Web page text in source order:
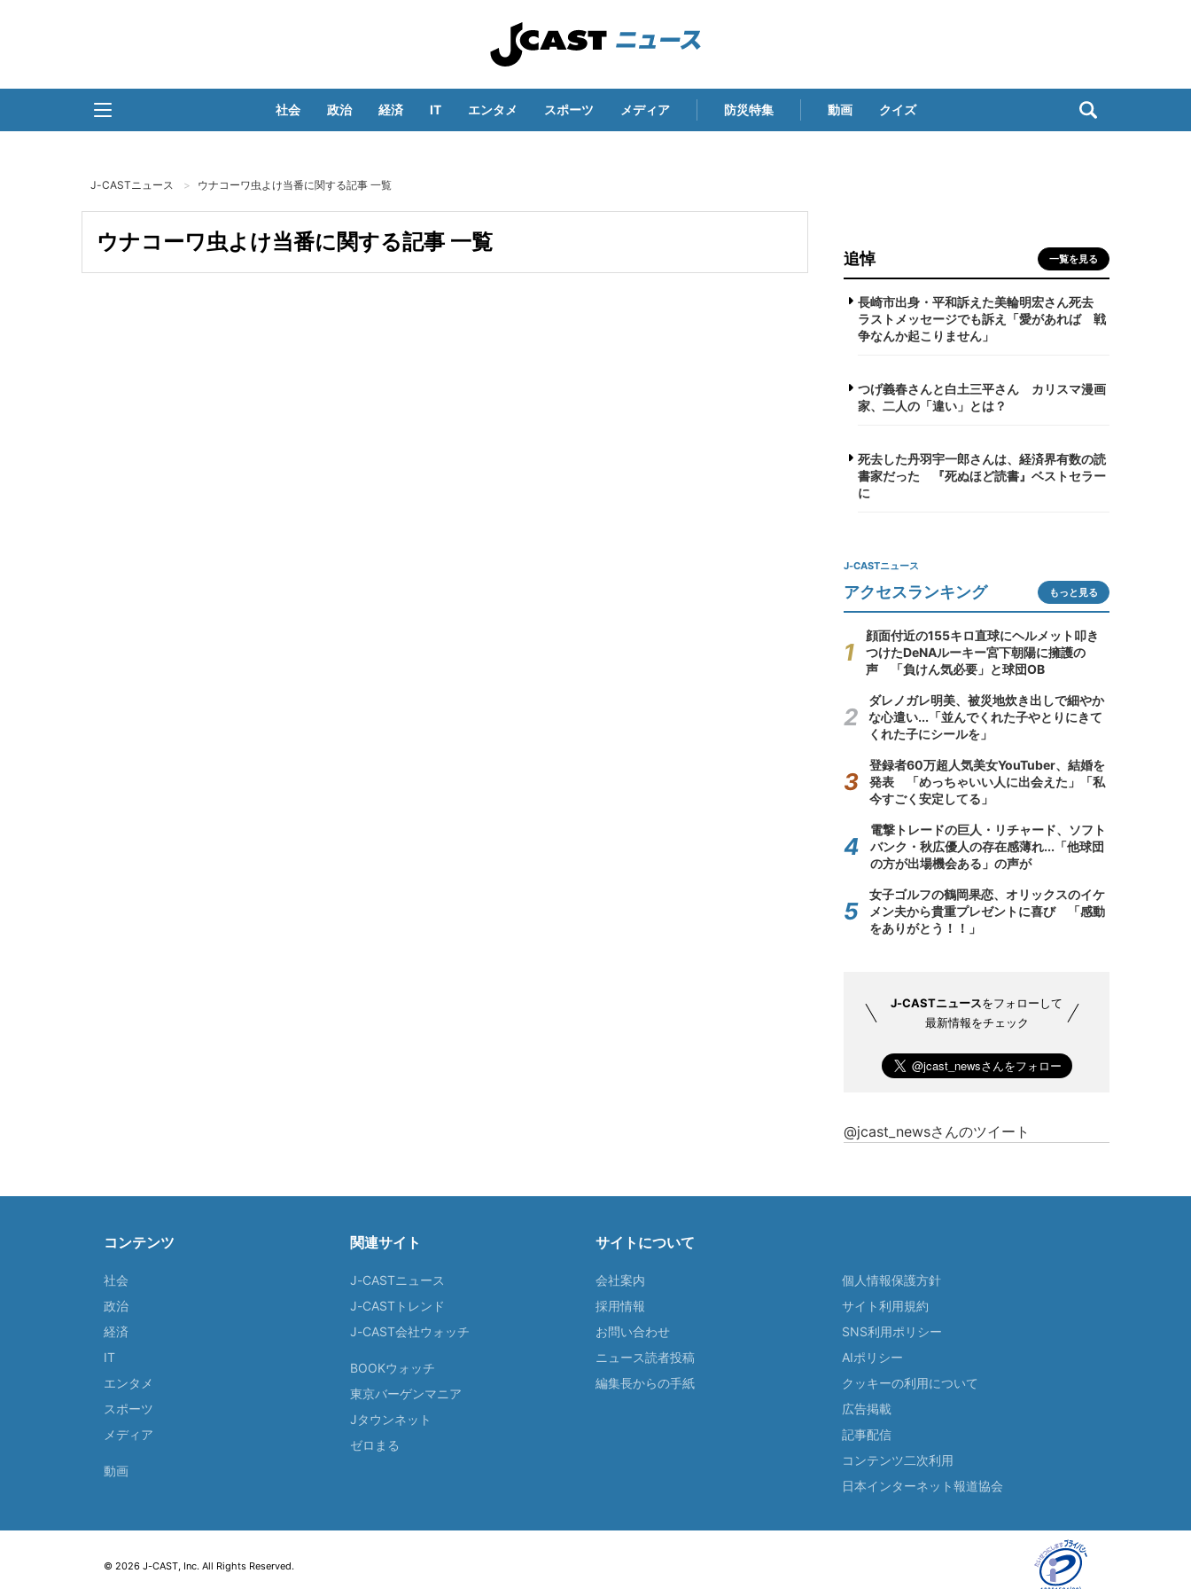
社会 政治 経済 IT エンタメ スポーツ メディア 防災特集 動画 クイズ
J-CASTニュース ウナコーワ虫よけ当番に関する記事 一覧
ウナコーワ虫よけ当番に関する記事 一覧
追悼 一覧を見る
長崎市出身・平和訴えた美輪明宏さん死去
ラストメッセージでも訴え「愛があれば 戦
争なんか起こりません」
つげ義春さんと白土三平さん カリスマ漫画
家、二人の「違い」とは？
死去した丹羽宇一郎さんは、経済界有数の読
書家だった 『死ぬほど読書』ベストセラー
に
J-CASTニュース
アクセスランキング もっと見る
顔面付近の155キロ直球にヘルメット叩き
つけたDeNAルーキー宮下朝陽に擁護の
声 「負けん気必要」と球団OB
ダレノガレ明美、被災地炊き出しで細やか
な心遣い...「並んでくれた子やとりにきて
くれた子にシールを」
登録者60万超人気美女YouTuber、結婚を
発表 「めっちゃいい人に出会えた」「私
今すごく安定してる」
電撃トレードの巨人・リチャード、ソフト
バンク・秋広優人の存在感薄れ...「他球団
の方が出場機会ある」の声が
女子ゴルフの鶴岡果恋、オリックスのイケ
メン夫から貴重プレゼントに喜び 「感動
をありがとう！！」
J-CASTニュースをフォローして
最新情報をチェック
@jcast_newsさんのツイート
コンテンツ
社会
政治
経済
IT
エンタメ
スポーツ
メディア
動画
関連サイト
J-CASTニュース
J-CASTトレンド
J-CAST会社ウォッチ
BOOKウォッチ
東京バーゲンマニア
Jタウンネット
ゼロまる
サイトについて
会社案内
採用情報
お問い合わせ
ニュース読者投稿
編集長からの手紙
個人情報保護方針
サイト利用規約
SNS利用ポリシー
AIポリシー
クッキーの利用について
広告掲載
記事配信
コンテンツ二次利用
日本インターネット報道協会
© 2026 J-CAST, Inc. All Rights Reserved.